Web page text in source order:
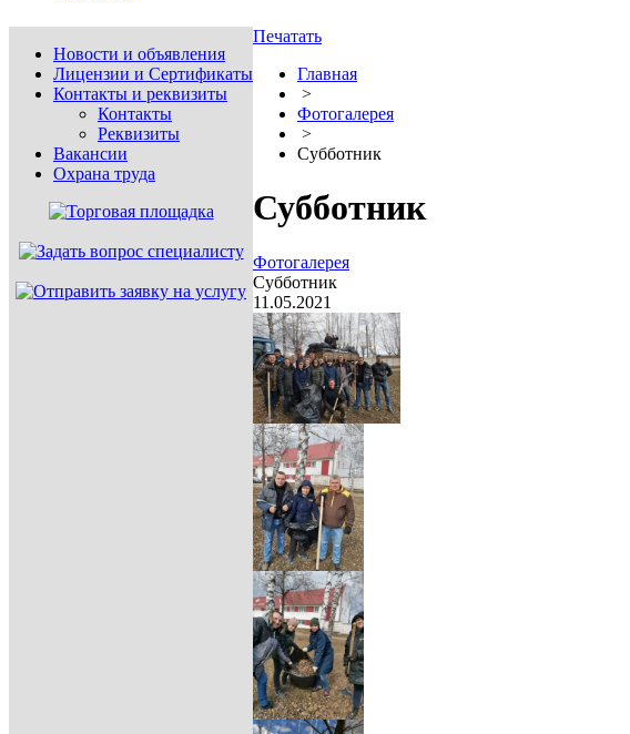
Новости и объявления
Лицензии и Сертификаты
Контакты и реквизиты
Контакты
Реквизиты
Вакансии
Охрана труда
Печатать
Главная
>
Фотогалерея
>
Субботник
Субботник
Фотогалерея
Субботник
11.05.2021